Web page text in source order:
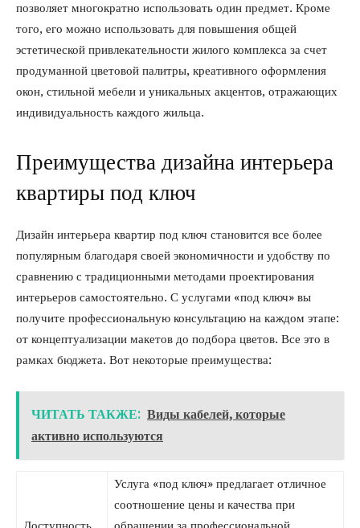
позволяет многократно использовать один предмет. Кроме
того, его можно использовать для повышения общей
эстетической привлекательности жилого комплекса за счет
продуманной цветовой палитры, креативного оформления
окон, стильной мебели и уникальных акцентов, отражающих
индивидуальность каждого жильца.
Преимущества дизайна интерьера
квартиры под ключ
Дизайн интерьера квартир под ключ становится все более
популярным благодаря своей экономичности и удобству по
сравнению с традиционными методами проектирования
интерьеров самостоятельно. С услугами «под ключ» вы
получите профессиональную консультацию на каждом этапе:
от концептуализации макетов до подбора цветов. Все это в
рамках бюджета. Вот некоторые преимущества:
ЧИТАТЬ ТАКЖЕ: Виды кабелей, которые
активно используются
Услуга «под ключ» предлагает отличное
соотношение цены и качества при